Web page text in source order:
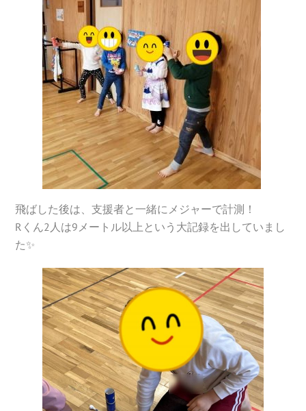
飛ばした後は、支援者と一緒にメジャーで計測！
Rくん2人は9メートル以上という大記録を出していまし
た✨